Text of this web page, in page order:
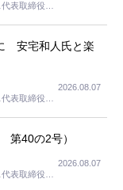
表取締役社
安宅和人氏と楽
表取締役社
2026.08.07
第40の2号）
表取締役社
2026.08.07